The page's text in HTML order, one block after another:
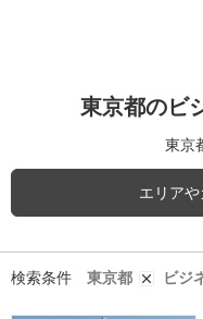
東京都のビ
東京
エリア
検索条件 東京都 ビジ